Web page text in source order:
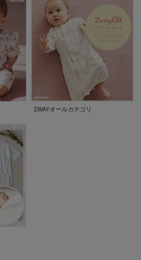
2WAYオールカテゴリ